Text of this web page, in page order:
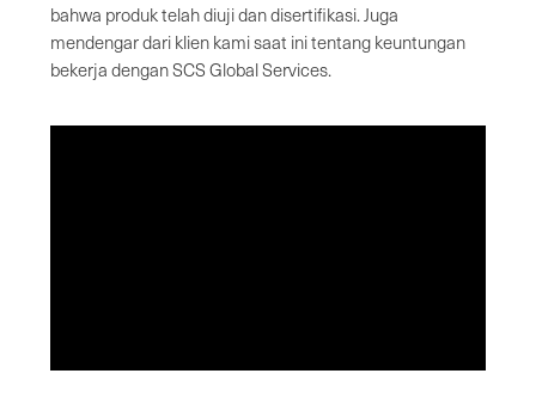
bahwa produk telah diuji dan disertifikasi. Juga
mendengar dari klien kami saat ini tentang keuntungan
bekerja dengan SCS Global Services.